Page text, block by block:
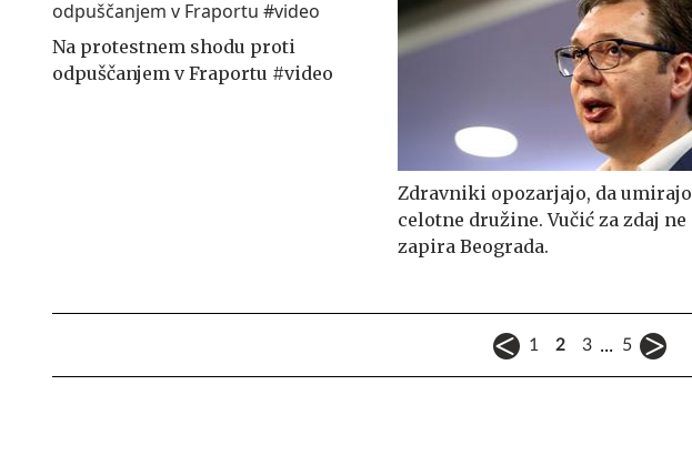
Na protestnem shodu proti
odpuščanjem v Fraportu #video
Zdravniki opozarjajo, da umirajo
celotne družine. Vučić za zdaj ne
zapira Beograda.
1 2 3 ... 5